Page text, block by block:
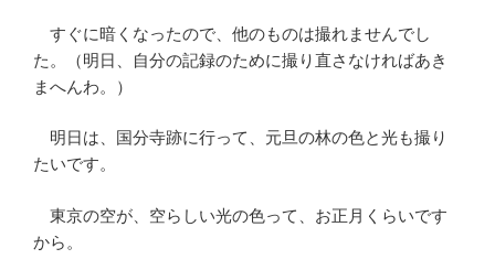
すぐに暗くなったので、他のものは撮れませんでし
た。（明日、自分の記録のために撮り直さなければあき
まへんわ。）
明日は、国分寺跡に行って、元旦の林の色と光も撮り
たいです。
東京の空が、空らしい光の色って、お正月くらいです
から。